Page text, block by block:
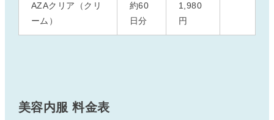
AZAクリア（クリ
ーム）
約60
日分
1,980
円
美容内服 料金表